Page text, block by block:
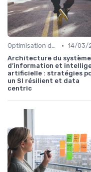
Optimisation des infrastructures IT • 14/03/
Architecture du système
d’information et
artificielle : stratégies
un SI résilient et data
centric